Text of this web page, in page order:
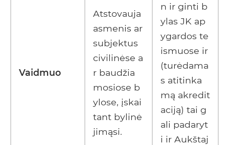
Vaidmuo
Atstovauja
asmenis ar
subjektus
civilinėse a
r baudžia
mosiose b
ylose, įskai
tant bylinė
jimąsi.
n ir ginti b
ylas JK ap
ygardos te
ismuose ir
(turėdama
s atitinka
mą akredit
aciją) tai g
ali padaryt
i ir Aukštaj